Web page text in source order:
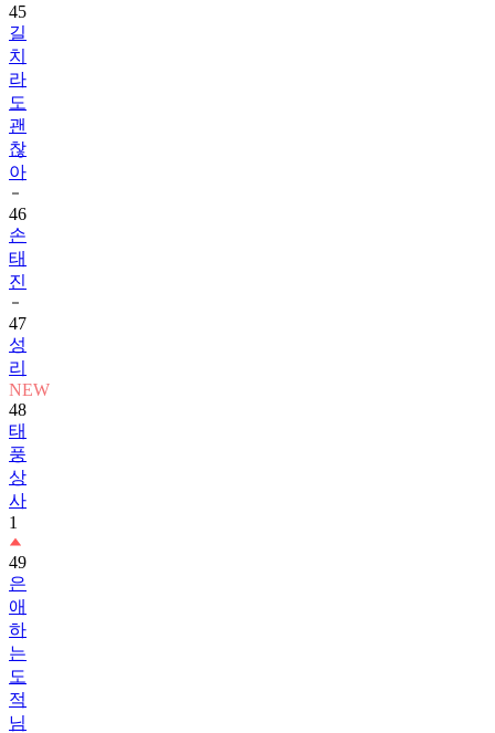
45
길
치
라
도
괜
찮
아
46
손
태
진
47
성
리
NEW
48
태
풍
상
사
1
49
은
애
하
는
도
적
님